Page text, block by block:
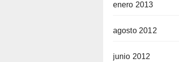
enero 2013
agosto 2012
junio 2012